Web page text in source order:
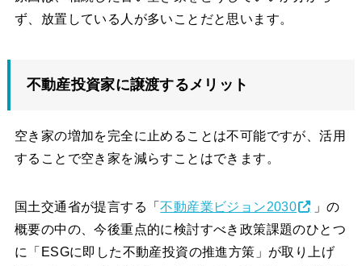
ず、放置している人が多いことだと思います。
不動産投資家に譲渡するメリット
空き家の増加を完全に止めることは不可能ですが、活用
することで空き家を減らすことはできます。
国土交通省が提言する「不動産業ビジョン2030
」の
概要の中の、今後重点的に検討すべき政策課題のひとつ
に「ESGに即した不動産投資の推進方策」が取り上げ